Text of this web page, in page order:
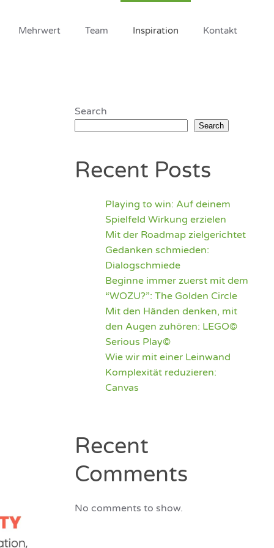
Mehrwert Team Inspiration Kontakt
Search
Search
Recent Posts
Playing to win: Auf deinem
Spielfeld Wirkung erzielen
Mit der Roadmap zielgerichtet
Gedanken schmieden:
Dialogschmiede
Beginne immer zuerst mit dem
“WOZU?”: The Golden Circle
Mit den Händen denken, mit
den Augen zuhören: LEGO©
Serious Play©
Wie wir mit einer Leinwand
Komplexität reduzieren:
Canvas
Recent
Comments
No comments to show.